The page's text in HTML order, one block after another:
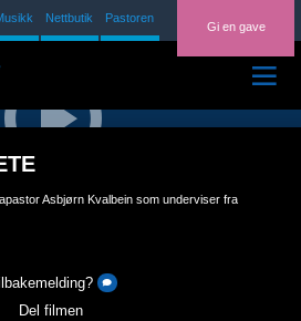
Nettbutik Pastoren
Gi en gave
Asbjørn Kvalbein som underviser fra
Asbjørn Kvalbein som underviser fra
Del filmen